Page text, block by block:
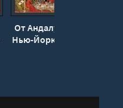
От Андалусии до
Нью-Йорка - Илья